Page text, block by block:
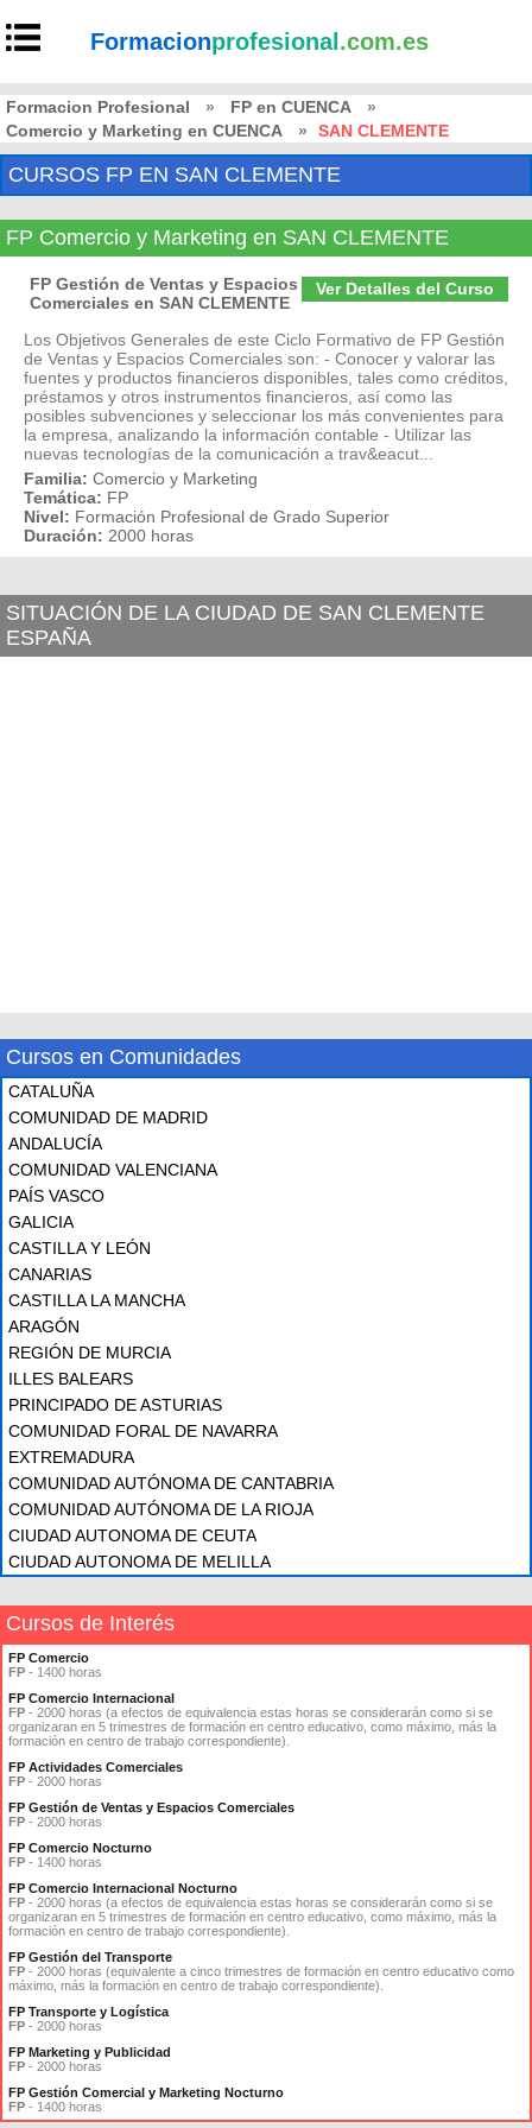
Formacionprofesional .com.es
Formacion Profesional » FP en CUENCA
»
Comercio y Marketing en CUENCA
» SAN CLEMENTE
CURSOS FP EN SAN CLEMENTE
FP Comercio y Marketing en SAN CLEMENTE
Ver Detalles del Curso
FP Gestión de Ventas y Espacios
Comerciales en SAN CLEMENTE
Los Objetivos Generales de este Ciclo Formativo de FP Gestión
de Ventas y Espacios Comerciales son: - Conocer y valorar las
fuentes y productos financieros disponibles, tales como créditos,
préstamos y otros instrumentos financieros, así como las
posibles subvenciones y seleccionar los más convenientes para
la empresa, analizando la información contable - Utilizar las
nuevas tecnologías de la comunicación a trav&eacut...
Familia: Comercio y Marketing
Temática: FP
Nivel: Formación Profesional de Grado Superior
Duración: 2000 horas
SITUACIÓN DE LA CIUDAD DE SAN CLEMENTE
ESPAÑA
Cursos en Comunidades
CATALUÑA
COMUNIDAD DE MADRID
ANDALUCÍA
COMUNIDAD VALENCIANA
PAÍS VASCO
GALICIA
CASTILLA Y LEÓN
CANARIAS
CASTILLA LA MANCHA
ARAGÓN
REGIÓN DE MURCIA
ILLES BALEARS
PRINCIPADO DE ASTURIAS
COMUNIDAD FORAL DE NAVARRA
EXTREMADURA
COMUNIDAD AUTÓNOMA DE CANTABRIA
COMUNIDAD AUTÓNOMA DE LA RIOJA
CIUDAD AUTONOMA DE CEUTA
CIUDAD AUTONOMA DE MELILLA
Cursos de Interés
FP Comercio
FP - 1400 horas
FP Comercio Internacional
FP - 2000 horas (a efectos de equivalencia estas horas se considerarán como si se
organizaran en 5 trimestres de formación en centro educativo, como máximo, más la
formación en centro de trabajo correspondiente).
FP Actividades Comerciales
FP - 2000 horas
FP Gestión de Ventas y Espacios Comerciales
FP - 2000 horas
FP Comercio Nocturno
FP - 1400 horas
FP Comercio Internacional Nocturno
FP - 2000 horas (a efectos de equivalencia estas horas se considerarán como si se
organizaran en 5 trimestres de formación en centro educativo, como máximo, más la
formación en centro de trabajo correspondiente).
FP Gestión del Transporte
FP - 2000 horas (equivalente a cinco trimestres de formación en centro educativo como
máximo, más la formación en centro de trabajo correspondiente).
FP Transporte y Logística
FP - 2000 horas
FP Marketing y Publicidad
FP - 2000 horas
FP Gestión Comercial y Marketing Nocturno
FP - 1400 horas